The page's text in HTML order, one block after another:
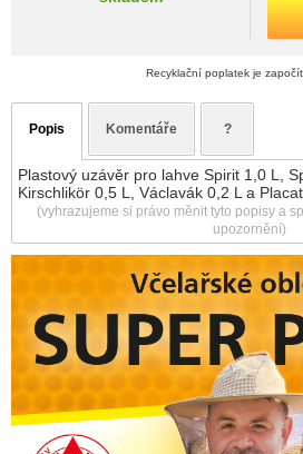
Recyklační poplatek je
Popis Komentáře ?
Plastový uzávěr pro lahve Spirit 1,0 L,
Kirschlikör 0,5 L, Václavák 0,2 L a
(vyhrazujeme si právo měnit tyto popisy a
upozornění)